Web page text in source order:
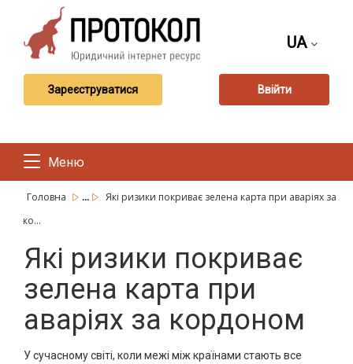
UA
Зареєструватися Ввійти
Меню
Головна ...
Які ризики покриває зелена карта при аваріях за
ко...
Які ризики покриває
зелена карта при
аваріях за кордоном
У сучасному світі, коли межі між країнами стають все